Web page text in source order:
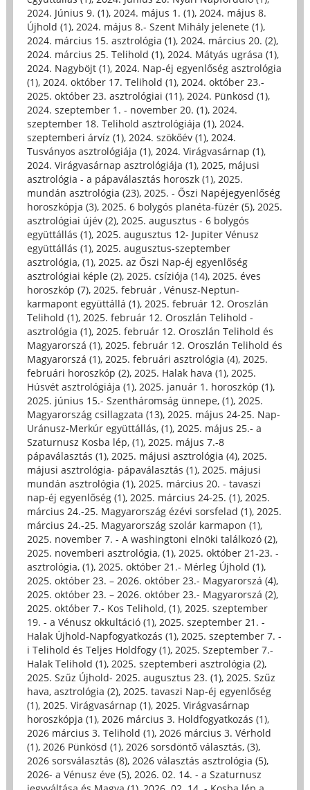
2024. Június 9. (1), 2024. május 1. (1), 2024. május 8.
Újhold (1), 2024. május 8.- Szent Mihály jelenete (1),
2024. március 15. asztrológia (1), 2024. március 20. (2),
2024. március 25. Telihold (1), 2024. Mátyás ugrása (1),
2024. Nagyböjt (1), 2024. Nap-éj egyenlőség asztrológia
(1), 2024. október 17. Telihold (1), 2024. október 23.-
2025. október 23. asztrológiai (11), 2024. Pünkösd (1),
2024. szeptember 1. - november 20. (1), 2024.
szeptember 18. Telihold asztrológiája (1), 2024.
szeptemberi árvíz (1), 2024. szökőév (1), 2024.
Tusványos asztrológiája (1), 2024. Virágvasárnap (1),
2024. Virágvasárnap asztrológiája (1), 2025, májusi
asztrológia - a pápaválasztás horoszk (1), 2025.
mundán asztrológia (23), 2025. - Őszi Napéjegyenlőség
horoszkópja (3), 2025. 6 bolygós planéta-füzér (5), 2025.
asztrológiai újév (2), 2025. augusztus - 6 bolygós
együttállás (1), 2025. augusztus 12- Jupiter Vénusz
együttállás (1), 2025. augusztus-szeptember
asztrológia, (1), 2025. az Őszi Nap-éj egyenlőség
asztrológiai képle (2), 2025. csíziója (14), 2025. éves
horoszkóp (7), 2025. február , Vénusz-Neptun-
karmapont együttállá (1), 2025. február 12. Oroszlán
Telihold (1), 2025. február 12. Oroszlán Telihold -
asztrológia (1), 2025. február 12. Oroszlán Telihold és
Magyarorszá (1), 2025. február 12. Oroszlán Telihold és
Magyarorszá (1), 2025. februári asztrológia (4), 2025.
februári horoszkóp (2), 2025. Halak hava (1), 2025.
Húsvét asztrológiája (1), 2025. január 1. horoszkóp (1),
2025. június 15.- Szentháromság ünnepe, (1), 2025.
Magyarország csillagzata (13), 2025. május 24-25. Nap-
Uránusz-Merkúr együttállás, (1), 2025. május 25.- a
Szaturnusz Kosba lép, (1), 2025. május 7.-8
pápaválasztás (1), 2025. májusi asztrológia (4), 2025.
májusi asztrológia- pápaválasztás (1), 2025. májusi
mundán asztrológia (1), 2025. március 20. - tavaszi
nap-éj egyenlőség (1), 2025. március 24-25. (1), 2025.
március 24.-25. Magyarország ézévi sorsfelad (1), 2025.
március 24.-25. Magyarország szolár karmapon (1),
2025. november 7. - A washingtoni elnöki találkozó (2),
2025. novemberi asztrológia, (1), 2025. október 21-23. -
asztrológia, (1), 2025. október 21.- Mérleg Újhold (1),
2025. október 23. – 2026. október 23.- Magyarorszá (4),
2025. október 23. – 2026. október 23.- Magyarorszá (2),
2025. október 7.- Kos Telihold, (1), 2025. szeptember
19. - a Vénusz okkultáció (1), 2025. szeptember 21. -
Halak Újhold-Napfogyatkozás (1), 2025. szeptember 7. -
i Telihold és Teljes Holdfogy (1), 2025. Szeptember 7.-
Halak Telihold (1), 2025. szeptemberi asztrológia (2),
2025. Szűz Újhold- 2025. augusztus 23. (1), 2025. Szűz
hava, asztrológia (2), 2025. tavaszi Nap-éj egyenlőség
(1), 2025. Virágvasárnap (1), 2025. Virágvasárnap
horoszkópja (1), 2026 március 3. Holdfogyatkozás (1),
2026 március 3. Telihold (1), 2026 március 3. Vérhold
(1), 2026 Pünkösd (1), 2026 sorsdöntő választás, (3),
2026 sorsválasztás (8), 2026 választás asztrológia (5),
2026- a Vénusz éve (5), 2026. 02. 14. - a Szaturnusz